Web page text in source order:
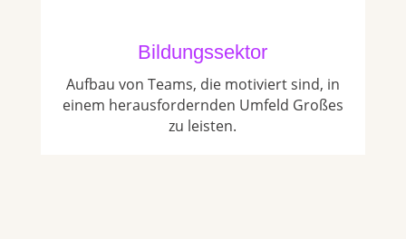
Bildungssektor
Aufbau von Teams, die motiviert sind, in
einem herausfordernden Umfeld Großes
zu leisten.